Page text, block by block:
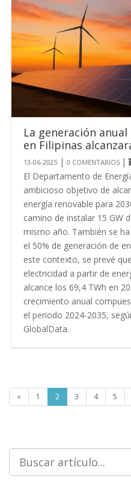
La generación
en Filipinas
13-06-2025|0 COMENTARIOS |
El Departamento de
ambicioso objetivo de
energía renovable para
camino de instalar 15 GW
mismo año. También se
el 50% de generación de
este contexto, se prevé
electricidad a partir de
alcance los 69,4 TWh en
crecimiento anual
el periodo 2024-2035,
GlobalData.
« 1 2 3 4 5